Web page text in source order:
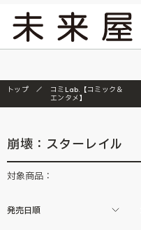
トップ
コミLab.【コミック＆
エンタメ】
崩壊：スターレイル
対象商品：
発売日順